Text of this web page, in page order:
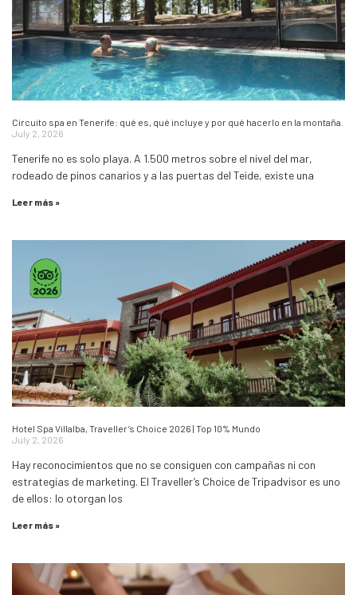
Circuito spa en Tenerife: qué es, qué incluye y por qué hacerlo en la montaña.
July 2, 2026
Tenerife no es solo playa. A 1.500 metros sobre el nivel del mar,
rodeado de pinos canarios y a las puertas del Teide, existe una
Leer más »
Hotel Spa Villalba, Traveller’s Choice 2026 | Top 10% Mundo
July 2, 2026
Hay reconocimientos que no se consiguen con campañas ni con
estrategias de marketing. El Traveller’s Choice de Tripadvisor es uno
de ellos: lo otorgan los
Leer más »